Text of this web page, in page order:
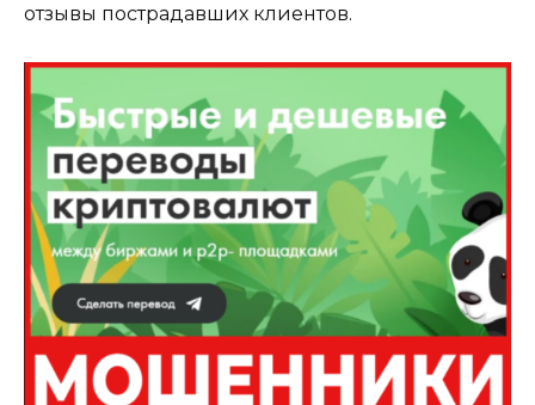
отзывы пострадавших клиентов.